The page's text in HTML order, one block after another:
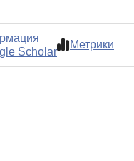
Scholar
Метрики